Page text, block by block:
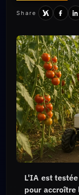
Share
L'IA est
pour